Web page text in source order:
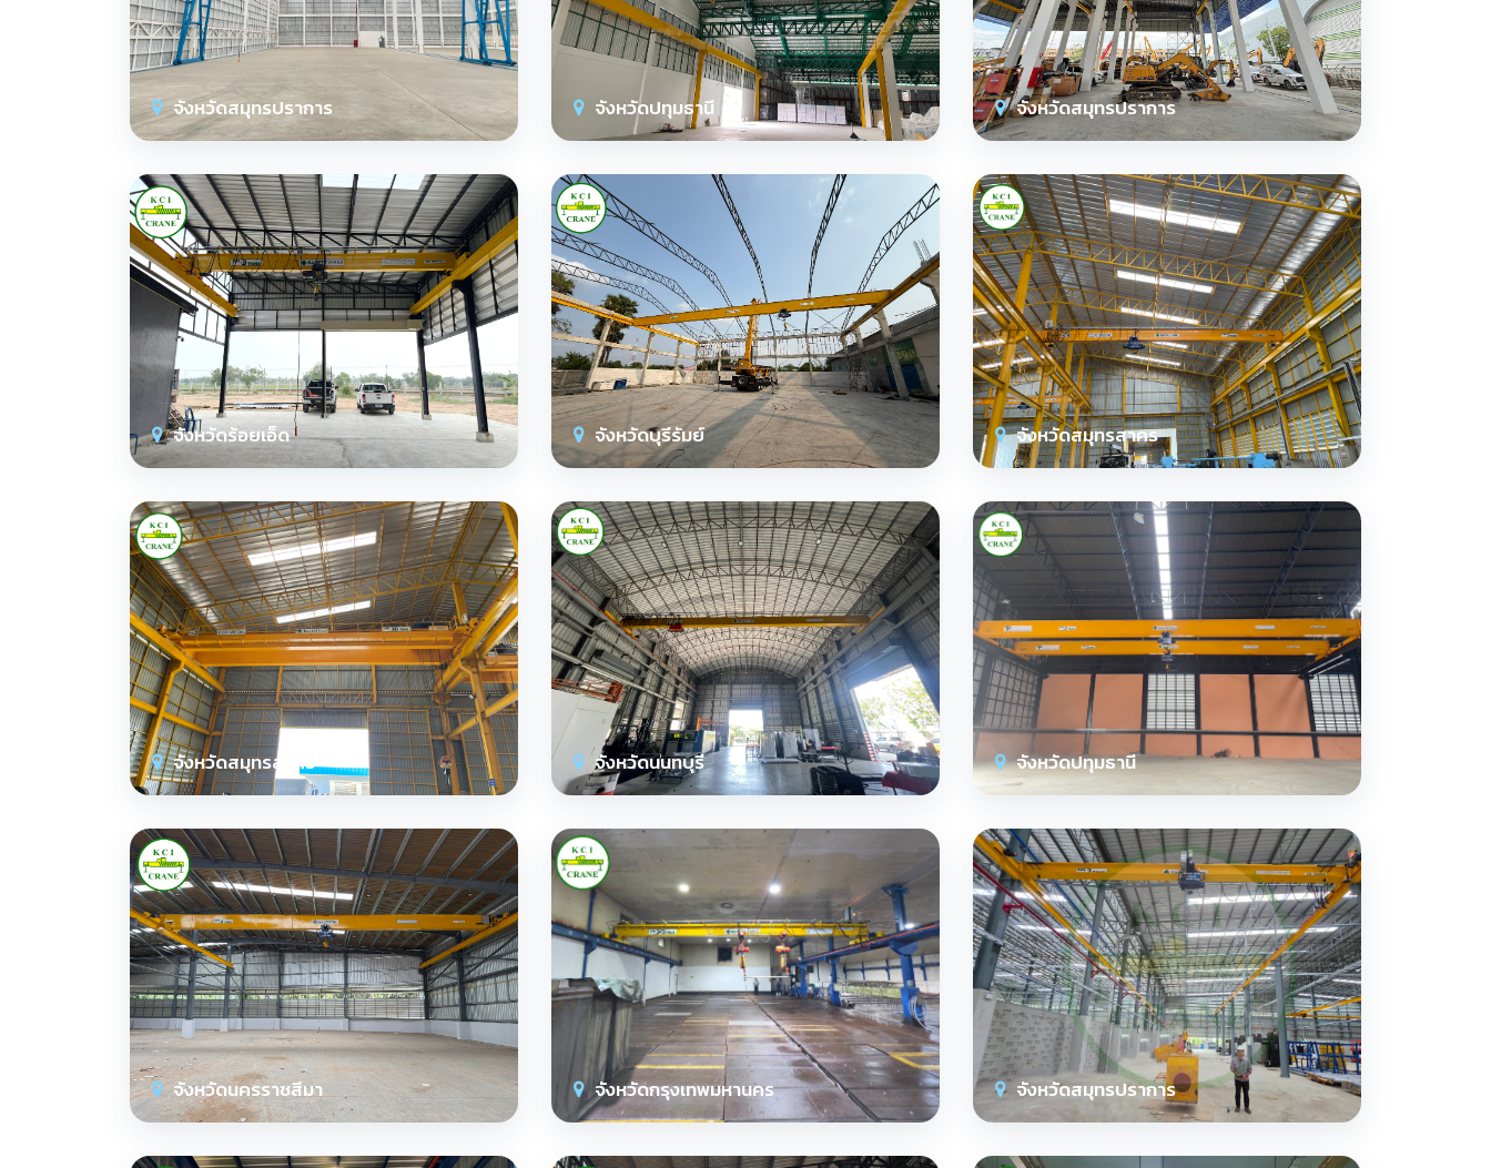
จังหวัดสมุทรปราการ จังหวัดปทุมธานี จังหวัดสมุทรปราการ
จังหวัดร้อยเอ็ด จังหวัดบุรีรัมย์ จังหวัดสมุทรสาคร
จังหวัดสมุทรสาคร จังหวัดนนทบุรี จังหวัดปทุมธานี
จังหวัดนครราชสีมา จังหวัดกรุงเทพมหานคร จังหวัดสมุทรปราการ